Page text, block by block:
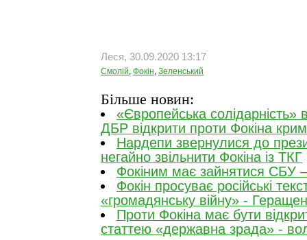
Леся, 30.09.2020 13:17
Смолій, Фокін, Зеленський
Більше новин:
«Європейська солідарність»
ДБР відкрити проти Фокіна
Нардепи звернулися до
негайно звільнити Фокіна із ТКГ
Фокіним має зайнятися СБУ –
Фокін просуває російські
«громадянську війну» -
Проти Фокіна має бути
статтею «державна зрада» -